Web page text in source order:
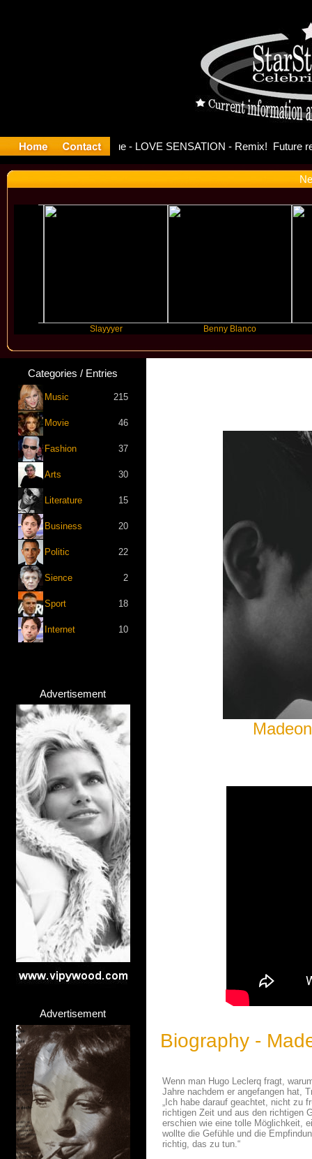
Official
Benny Blanco
Categories / Entries
Music 215
Movie 46
Fashion 37
Arts 30
Literature 15
Business 20
Politic 22
Sience 2
Sport 18
Internet 10
Advertisement
Advertisement
Biography -
Wenn man Hugo Leclerq fragt,
Jahre nachdem er angefangen hat,
„Ich habe darauf geachtet, nicht zu
richtigen Zeit und aus den richtigen
erschien wie eine tolle Möglichkeit,
wollte die Gefühle und die
richtig, das zu tun.“